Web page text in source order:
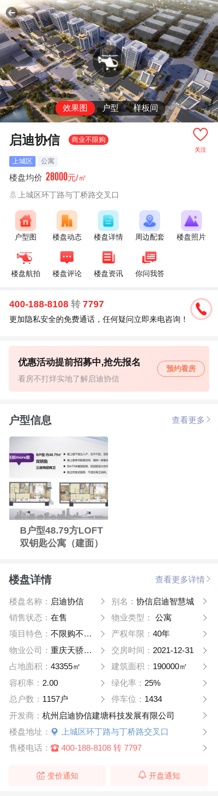
效果图 户型 样板间
关注
启迪协信 商业不限购
上城区 公寓
楼盘均价 28000元/㎡
上城区环丁路与丁桥路交叉口
户型图 楼盘动态 楼盘详情 周边配套 楼盘照片
楼盘航拍 楼盘评论 楼盘资讯 你问我答
400-188-8108转 7797
更加隐私安全的免费通话，任何疑问立即来电咨询！
看房不打烊实地了解启迪协信
优惠活动提前招募中,抢先报名
预约看房
户型信息 查看更多
B户型48.79方LOFT
双钥匙公寓（建面）
楼盘详情 查看更多详情
楼盘名称： 启迪协信 别名： 协信启迪智慧城
销售状态：在售 物业类型：
公寓
项目特色：不限购不限贷 产权年限： 40年
物业公司：重庆天骄爱生活物业服务股份有限公司 交房时间： 2021-12-31
占地面积：43355㎡ 建筑面积： 190000㎡
容积率： 2.00 绿化率： 25%
总户数： 1157户 停车位： 1434
开发商：杭州启迪协信建塘科技发展有限公司
楼盘地址：
上城区环丁路与丁桥路交叉口
售楼电话：
400-188-8108 转 7797
变价通知 开盘通知